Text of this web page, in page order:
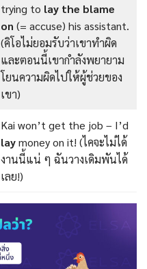
trying to lay the blame
on (= accuse) his assistant.
(คิโอไม่ยอมรับว่าเขาทำผิด
และตอนนี้เขากำลังพยายาม
โยนความผิดไปให้ผู้ช่วยของ
เขา)
Kai won’t get the job – I’d
laymoney on it! (ไคจะไม่ได้
งานนี้แน่ ๆ ฉันวางเดิมพันได้
เลย!)